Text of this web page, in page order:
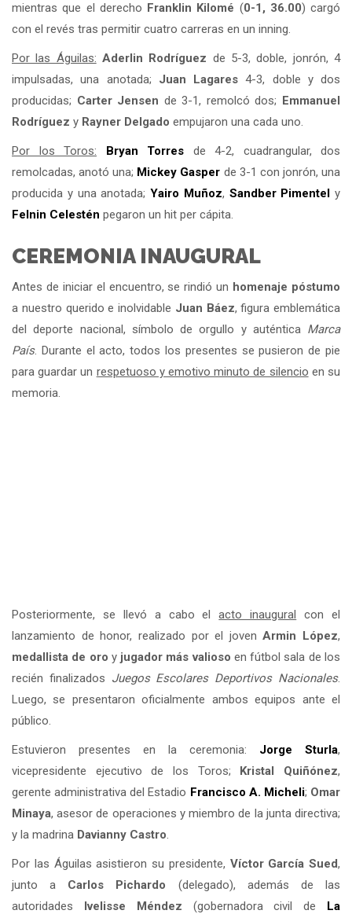
mientras que el derecho Franklin Kilomé (0-1, 36.00) cargó
con el revés tras permitir cuatro carreras en un inning.
Por las Águilas: Aderlin Rodríguez de 5-3, doble, jonrón, 4
impulsadas, una anotada; Juan Lagares 4-3, doble y dos
producidas; Carter Jensen de 3-1, remolcó dos; Emmanuel
Rodríguez y Rayner Delgado empujaron una cada uno.
Por los Toros: Bryan Torres de 4-2, cuadrangular, dos
remolcadas, anotó una; Mickey Gasper de 3-1 con jonrón, una
producida y una anotada; Yairo Muñoz, Sandber Pimentel y
Felnin Celestén pegaron un hit per cápita.
CEREMONIA INAUGURAL
Antes de iniciar el encuentro, se rindió un homenaje póstumo
a nuestro querido e inolvidable Juan Báez, figura emblemática
del deporte nacional, símbolo de orgullo y auténtica Marca
País. Durante el acto, todos los presentes se pusieron de pie
para guardar un respetuoso y emotivo minuto de silencio en su
memoria.
Posteriormente, se llevó a cabo elacto inaugural con el
lanzamiento de honor, realizado por el jovenArmin López,
medallista de oro y jugador más valioso en fútbol sala de los
recién finalizados Juegos Escolares Deportivos Nacionales.
Luego, se presentaron oficialmente ambos equipos ante el
público.
Estuvieron presentes en la ceremonia: Jorge Sturla,
vicepresidente ejecutivo de los Toros; Kristal Quiñónez,
gerente administrativa del Estadio Francisco A. Micheli; Omar
Minaya, asesor de operaciones y miembro de la junta directiva;
y la madrina Davianny Castro.
Por las Águilas asistieron su presidente, Víctor García Sued,
junto a Carlos Pichardo (delegado), además de las
autoridades Ivelisse Méndez (gobernadora civil de La